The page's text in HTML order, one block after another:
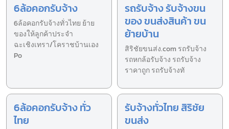
6ล้อคอกรับจ้าง
6ล้อคอกรับจ้างทั่วไทย ย้าย
ของให้ลูกค้าประจำ
ฉะเชิงเทรา/โคราชบ้านเอง
Po
รถรับจ้าง รับจ้างขน
ของ ขนส่งสินค้า ขน
ย้ายบ้าน
สิริชัยขนส่ง.com รถรับจ้าง
รถหกล้อรับจ้าง รถรับจ้าง
ราคาถูก รถรับจ้างทั
6ล้อคอกรับจ้าง ทั่ว
ไทย
รับจ้างทั่วไทย สิริชัย
ขนส่ง